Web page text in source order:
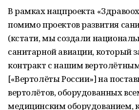
В рамках нацпроекта
помимо проектов развития
(кстати, мы создали
санитарной авиации, который
контракт с нашим
[«Вертолёты России»] на
вертолётов, оборудованных
медицинским оборудованием,